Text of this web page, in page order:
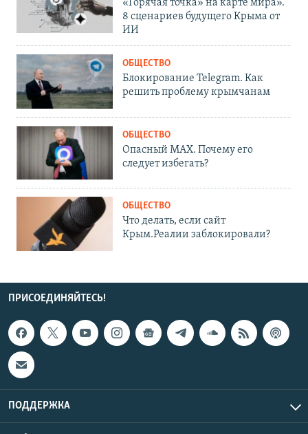
«Горячая точка» на карте мира».
8 сценариев будущего Крыма от
ИИ
ОБЩЕСТВО
Блокирование Telegram. Как
решить проблему крымчанам
ОБЩЕСТВО
Опасный MAX. Почему его
следует избегать?
ОБЩЕСТВО
Что делать, если сайт
Крым.Реалии заблокировали?
ПРИСОЕДИНЯЙТЕСЬ!
ПОДДЕРЖКА